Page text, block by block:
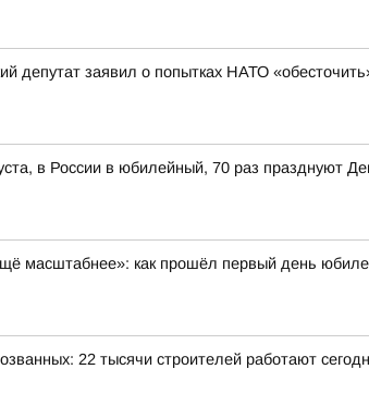
депутат заявил о попытках НАТО
в России в юбилейный, 70 раз празднуют
масштабнее»: как прошёл первый день
22 тысячи строителей работают